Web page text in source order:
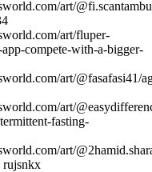
art/
art/fluper-
compete-with-a-bigger-
art/@fasafasi41/
art/
fasting-
art/
rujsnkx